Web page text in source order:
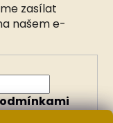
zasílat
našem e-